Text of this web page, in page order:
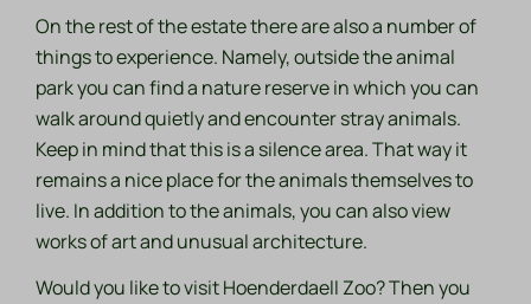
On the rest of the estate there are also a number of
things to experience. Namely, outside the animal
park you can find a nature reserve in which you can
walk around quietly and encounter stray animals.
Keep in mind that this is a silence area. That way it
remains a nice place for the animals themselves to
live. In addition to the animals, you can also view
works of art and unusual architecture.
Would you like to visit Hoenderdaell Zoo? Then you